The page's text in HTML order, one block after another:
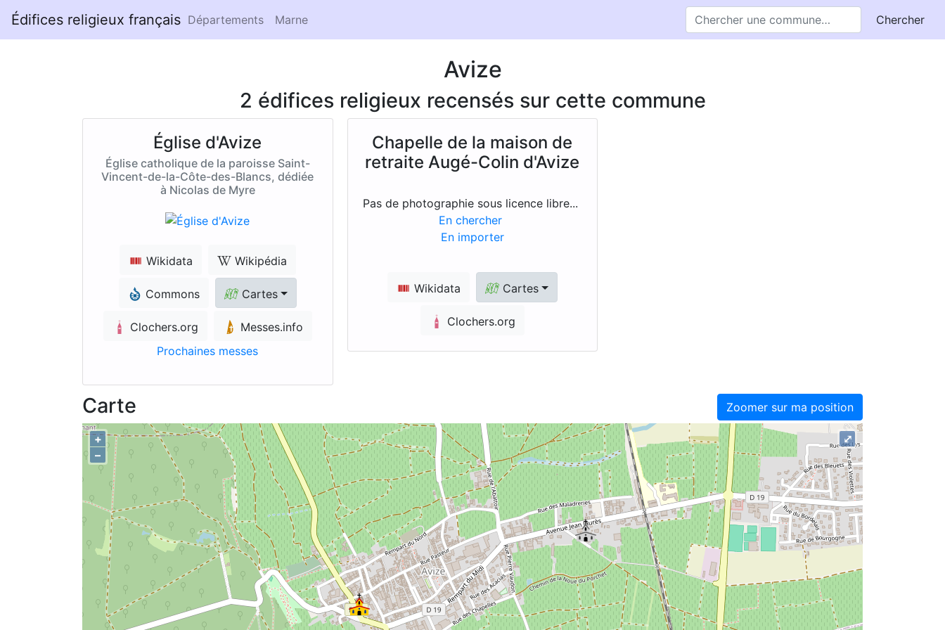
Édifices religieux français Départements Marne Chercher
Avize
2 édifices religieux recensés sur cette commune
Église d'Avize
Église catholique de la paroisse Saint-
Vincent-de-la-Côte-des-Blancs, dédiée
à Nicolas de Myre
Wikidata Wikipédia
Commons Cartes
Clochers.org
Messes.info
Prochaines messes
Chapelle de la maison de
retraite Augé-Colin d'Avize
Pas de photographie sous licence libre...
En chercher
En importer
Wikidata Cartes
Clochers.org
Zoomer sur ma position
Carte
+
–
⤢